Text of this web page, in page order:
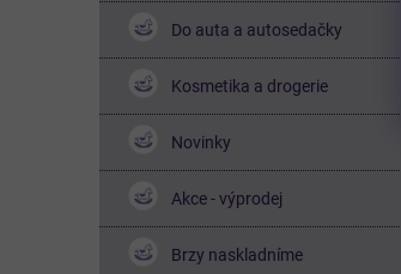
Do auta a autosedačky
Kosmetika a drogerie
Novinky
Akce - výprodej
Brzy naskladníme